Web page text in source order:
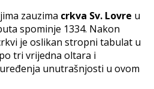
zauzima crkva Sv. Lovre u
spominje 1334. Nakon
je oslikan stropni tabulat u
tri vrijedna oltara i
unutrašnjosti u ovom